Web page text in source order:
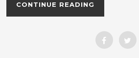
CONTINUE READING